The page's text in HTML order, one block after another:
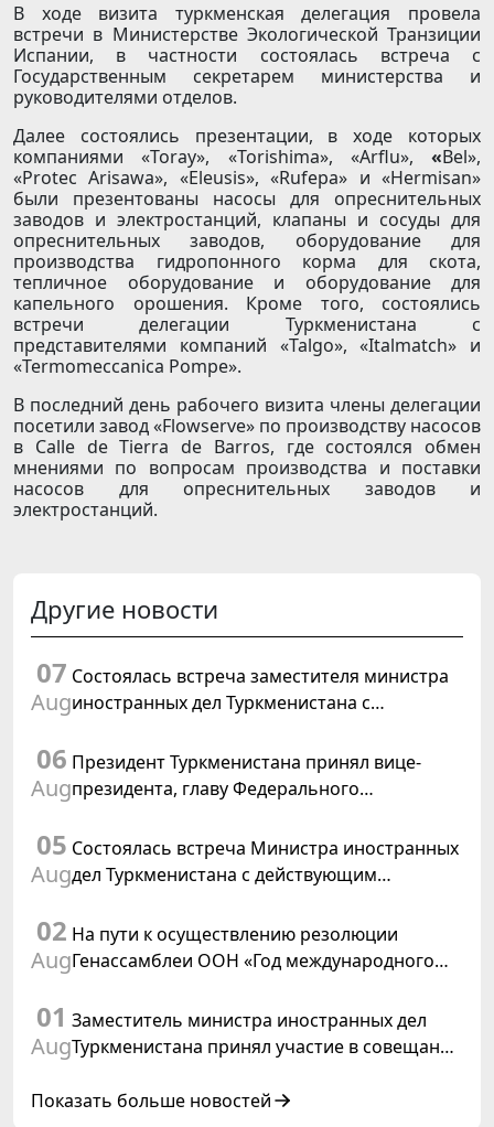
В ходе визита туркменская делегация провела
встречи в Министерстве Экологической Транзиции
Испании, в частности состоялась встреча с
Государственным секретарем министерства и
руководителями отделов.
Далее состоялись презентации, в ходе которых
компаниями «Toray», «Torishima», «Arflu», «Bel»,
«Protec Arisawa», «Eleusis», «Rufepa» и «Hermisan»
были презентованы насосы для опреснительных
заводов и электростанций, клапаны и сосуды для
опреснительных заводов, оборудование для
производства гидропонного корма для скота,
тепличное оборудование и оборудование для
капельного орошения. Кроме того, состоялись
встречи делегации Туркменистана с
представителями компаний «Talgo», «Italmatch» и
«Termomeccanica Pompe».
В последний день рабочего визита члены делегации
посетили завод «Flowserve» по производству насосов
в Calle de Tierra de Barros, где состоялся обмен
мнениями по вопросам производства и поставки
насосов для опреснительных заводов и
электростанций.
Другие новости
07
Aug
Состоялась встреча заместителя министра
иностранных дел Туркменистана с
Туркменистане
06
Aug
Президент Туркменистана принял вице-
президента, главу Федерального
Швейцарской Конфедерации
05
Aug
Состоялась встреча Министра иностранных
дел Туркменистана с действующим
02
Aug
На пути к осуществлению резолюции
Генассамблеи ООН «Год международного
Туркменистаном
01
Aug
Заместитель министра иностранных дел
Туркменистана принял участие в совещании
сотрудничества «Центральная Азия –
Показать больше новостей